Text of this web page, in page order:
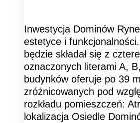
Inwestycja Dominów
estetyce i
będzie składał się z
oznaczonych literami A,
budynków oferuje po 39
zróżnicowanych pod
rozkładu pomieszczeń:
lokalizacja Osiedle